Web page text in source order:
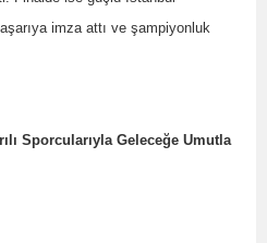
imza attı ve şampiyonluk
Sporcularıyla Geleceğe Umutla